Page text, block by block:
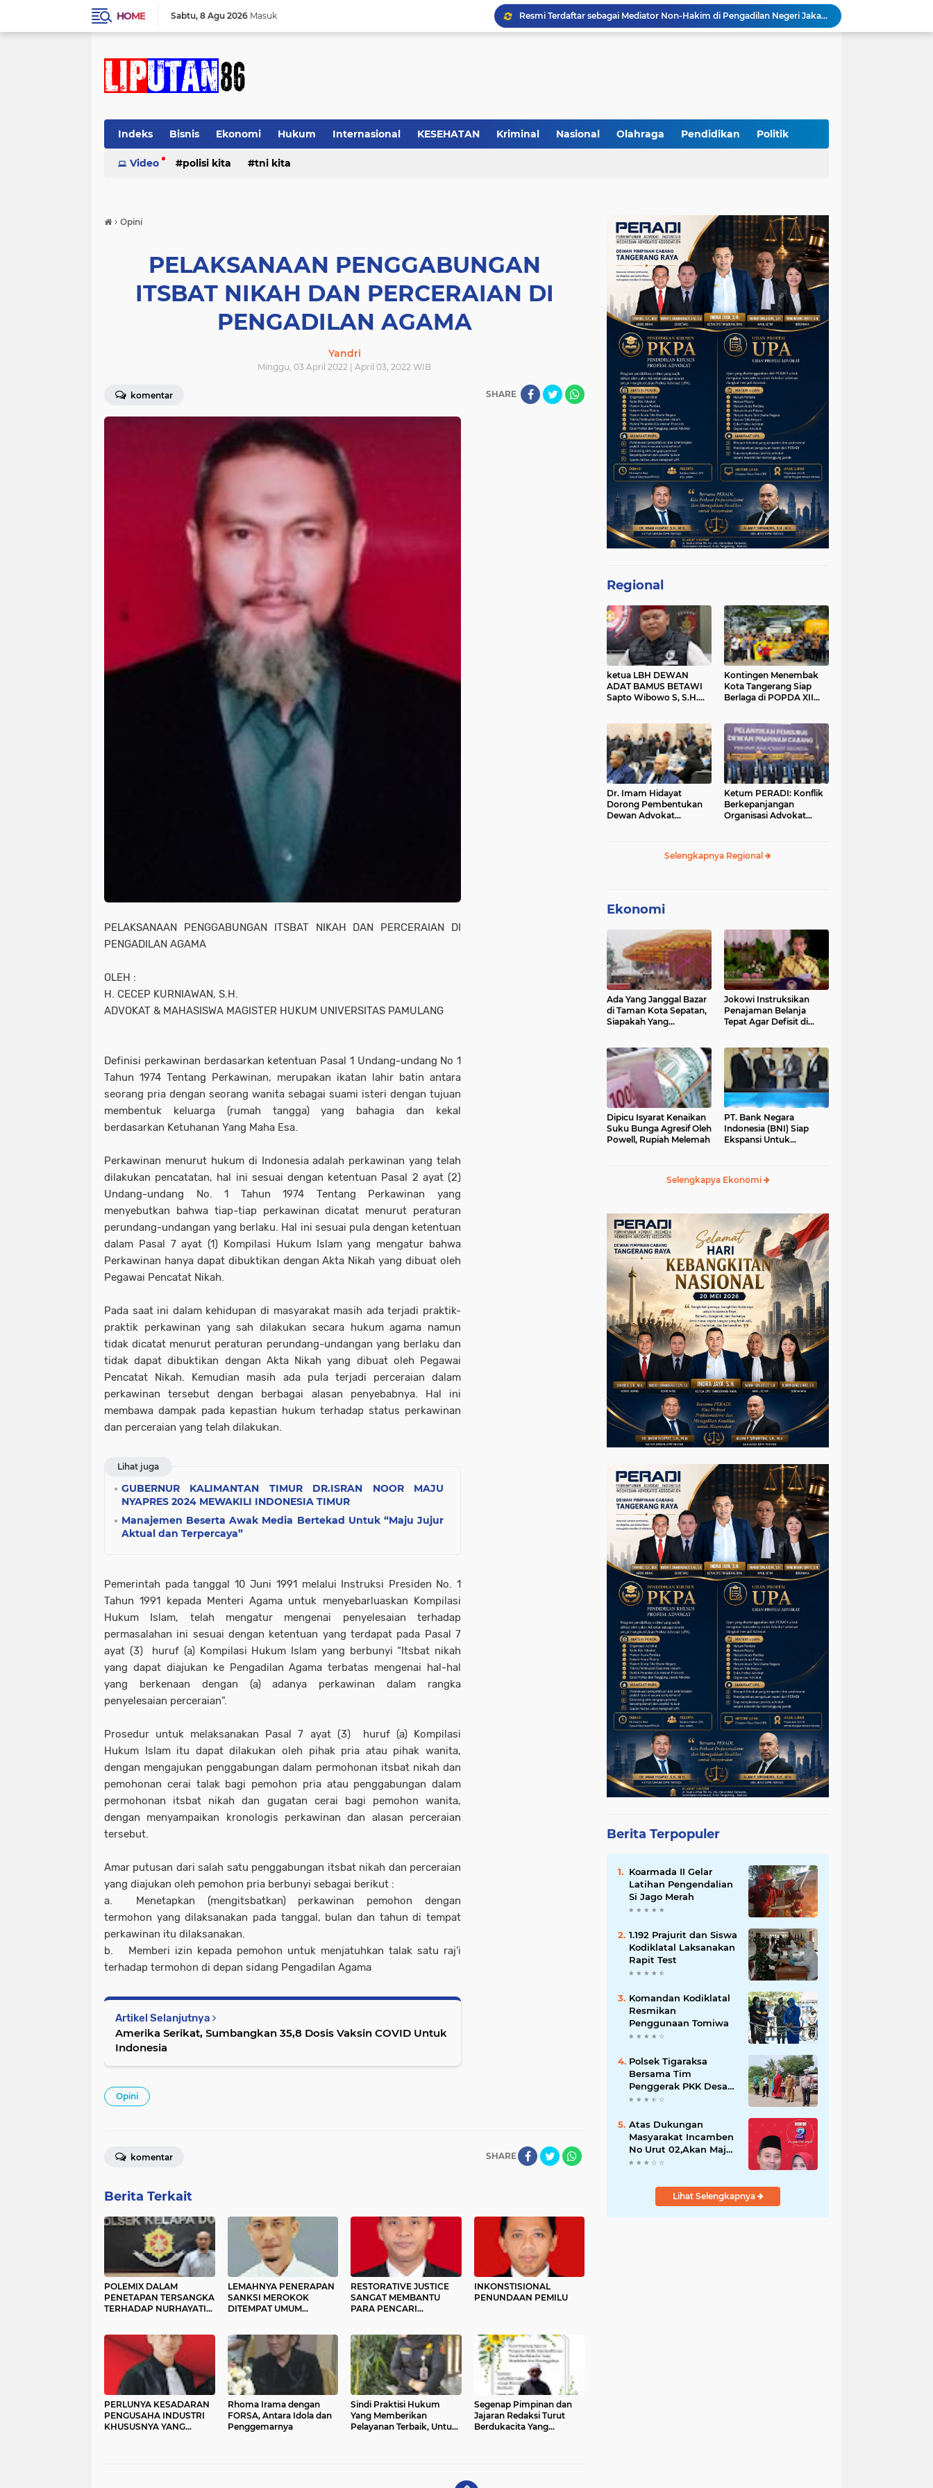
HOME Sabtu 8 Agu 2026 Masuk
Resmi Terdaftar sebagai Mediator Non-Hakim di Pengadilan Negeri Jakarta Selatan, Yandri, S.H. Siap Mengedepankan Keadilan Melalui Jalur Perdamaian
Yandri SH Kawal APDESI di Gugatan PSN PIK 2, Tegaskan Komitmen pada Supremasi Hukum
ketua LBH DEWAN ADAT BAMUS BETAWI Sapto Wibowo S, S.H. Jalih Pitoeng Salah Alamat Mengenai Statement di Media
Indeks Bisnis Ekonomi Hukum Internasional KESEHATAN Kriminal Nasional Olahraga Pendidikan Politik
Video polisi kita tni kita
› Opini
PELAKSANAAN PENGGABUNGAN
ITSBAT NIKAH DAN PERCERAIAN DI
PENGADILAN AGAMA
Yandri
Minggu, 03 April 2022 | April 03, 2022 WIB
komentar SHARE
PELAKSANAAN PENGGABUNGAN ITSBAT NIKAH DAN PERCERAIAN DI
PENGADILAN AGAMA
OLEH :
H. CECEP KURNIAWAN, S.H.
ADVOKAT & MAHASISWA MAGISTER HUKUM UNIVERSITAS PAMULANG
Definisi perkawinan berdasarkan ketentuan Pasal 1 Undang-undang No 1
Tahun 1974 Tentang Perkawinan, merupakan ikatan lahir batin antara
seorang pria dengan seorang wanita sebagai suami isteri dengan tujuan
membentuk keluarga (rumah tangga) yang bahagia dan kekal
berdasarkan Ketuhanan Yang Maha Esa.
Perkawinan menurut hukum di Indonesia adalah perkawinan yang telah
dilakukan pencatatan, hal ini sesuai dengan ketentuan Pasal 2 ayat (2)
Undang-undang No. 1 Tahun 1974 Tentang Perkawinan yang
menyebutkan bahwa tiap-tiap perkawinan dicatat menurut peraturan
perundang-undangan yang berlaku. Hal ini sesuai pula dengan ketentuan
dalam Pasal 7 ayat (1) Kompilasi Hukum Islam yang mengatur bahwa
Perkawinan hanya dapat dibuktikan dengan Akta Nikah yang dibuat oleh
Pegawai Pencatat Nikah.
Pada saat ini dalam kehidupan di masyarakat masih ada terjadi praktik-
praktik perkawinan yang sah dilakukan secara hukum agama namun
tidak dicatat menurut peraturan perundang-undangan yang berlaku dan
tidak dapat dibuktikan dengan Akta Nikah yang dibuat oleh Pegawai
Pencatat Nikah. Kemudian masih ada pula terjadi perceraian dalam
perkawinan tersebut dengan berbagai alasan penyebabnya. Hal ini
membawa dampak pada kepastian hukum terhadap status perkawinan
dan perceraian yang telah dilakukan.
Lihat juga
GUBERNUR KALIMANTAN TIMUR DR.ISRAN NOOR MAJU
NYAPRES 2024 MEWAKILI INDONESIA TIMUR
Manajemen Beserta Awak Media Bertekad Untuk “Maju Jujur
Aktual dan Terpercaya”
Pemerintah pada tanggal 10 Juni 1991 melalui Instruksi Presiden No. 1
Tahun 1991 kepada Menteri Agama untuk menyebarluaskan Kompilasi
Hukum Islam, telah mengatur mengenai penyelesaian terhadap
permasalahan ini sesuai dengan ketentuan yang terdapat pada Pasal 7
ayat (3) huruf (a) Kompilasi Hukum Islam yang berbunyi “Itsbat nikah
yang dapat diajukan ke Pengadilan Agama terbatas mengenai hal-hal
yang berkenaan dengan (a) adanya perkawinan dalam rangka
penyelesaian perceraian”.
Prosedur untuk melaksanakan Pasal 7 ayat (3) huruf (a) Kompilasi
Hukum Islam itu dapat dilakukan oleh pihak pria atau pihak wanita,
dengan mengajukan penggabungan dalam permohonan itsbat nikah dan
pemohonan cerai talak bagi pemohon pria atau penggabungan dalam
permohonan itsbat nikah dan gugatan cerai bagi pemohon wanita,
dengan menyampaikan kronologis perkawinan dan alasan perceraian
tersebut.
Amar putusan dari salah satu penggabungan itsbat nikah dan perceraian
yang diajukan oleh pemohon pria berbunyi sebagai berikut :
a.
Menetapkan (mengitsbatkan) perkawinan pemohon dengan
termohon yang dilaksanakan pada tanggal, bulan dan tahun di tempat
perkawinan itu dilaksanakan.
b.
Memberi izin kepada pemohon untuk menjatuhkan talak satu raj’i
terhadap termohon di depan sidang Pengadilan Agama
Artikel Selanjutnya
Amerika Serikat, Sumbangkan 35,8 Dosis Vaksin COVID Untuk
Indonesia
Opini
SHARE
komentar
Berita Terkait
POLEMIX DALAM
PENETAPAN TERSANGKA
TERHADAP NURHAYATI
LEMAHNYA PENERAPAN
SANKSI MEROKOK
DITEMPAT UMUM
NO 36 TAHUN 2009
TENTANG KESEHATAN
RESTORATIVE JUSTICE
SANGAT MEMBANTU
PARA PENCARI
KEMANFAATAN
INKONSTISIONAL
PENUNDAAN PEMILU
PERLUNYA KESADARAN
PENGUSAHA INDUSTRI
KHUSUSNYA YANG
Rhoma Irama dengan
FORSA, Antara Idola dan
Penggemarnya
Sindi Praktisi Hukum
Yang Memberikan
Pelayanan Terbaik, Untuk
Segenap Pimpinan dan
Jajaran Redaksi Turut
Berdukacita Yang
Regional
ketua LBH DEWAN
ADAT BAMUS BETAWI
Sapto Wibowo S, S.H.
Statement di Media
Kontingen Menembak
Kota Tangerang Siap
Berlaga di POPDA XII
Dr. Imam Hidayat
Dorong Pembentukan
Dewan Advokat
Ketum PERADI: Konflik
Berkepanjangan
Organisasi Advokat
Selengkapnya Regional
Ekonomi
Ada Yang Janggal Bazar
di Taman Kota Sepatan,
Siapakah Yang
Jokowi Instruksikan
Penajaman Belanja
Tepat Agar Defisit di
Dipicu Isyarat Kenaikan
Suku Bunga Agresif Oleh
Powell, Rupiah Melemah
PT. Bank Negara
Indonesia (BNI) Siap
Ekspansi Untuk
Selengkapya Ekonomi
Berita Terpopuler
Koarmada II Gelar
Latihan Pengendalian
Si Jago Merah
1.192 Prajurit dan Siswa
Kodiklatal Laksanakan
Rapit Test
Komandan Kodiklatal
Resmikan
Penggunaan Tomiwa
Polsek Tigaraksa
Bersama Tim
Penggerak PKK Desa
Jambe Bagikan
Pengguna Jalan
Atas Dukungan
Masyarakat Incamben
No Urut 02,Akan Maju
Untuk Memajukan
Lihat Selengkapnya